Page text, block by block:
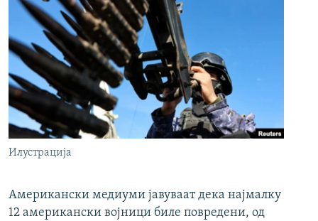
Илустрација
Американски медиуми јавуваат дека најмалку
12 американски војници биле повредени, од